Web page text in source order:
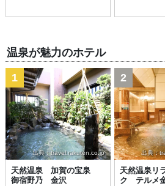
温泉が魅力のホテル
出典：travel.rakuten.co.jp
1
天然温泉 加賀の宝泉
御宿野乃 金沢
出典：
2
天然温泉リ
ク テルメ